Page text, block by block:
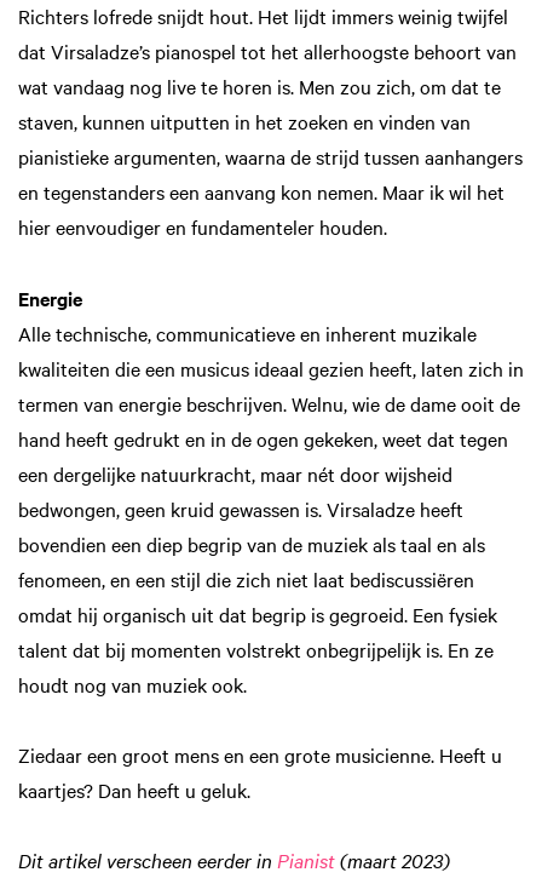
Richters lofrede snijdt hout. Het lijdt immers weinig twijfel
dat Virsaladze’s pianospel tot het allerhoogste behoort van
wat vandaag nog live te horen is. Men zou zich, om dat te
staven, kunnen uitputten in het zoeken en vinden van
pianistieke argumenten, waarna de strijd tussen aanhangers
en tegenstanders een aanvang kon nemen. Maar ik wil het
hier eenvoudiger en fundamenteler houden.
Energie
Alle technische, communicatieve en inherent muzikale
kwaliteiten die een musicus ideaal gezien heeft, laten zich in
termen van energie beschrijven. Welnu, wie de dame ooit de
hand heeft gedrukt en in de ogen gekeken, weet dat tegen
een dergelijke natuurkracht, maar nét door wijsheid
bedwongen, geen kruid gewassen is. Virsaladze heeft
bovendien een diep begrip van de muziek als taal en als
fenomeen, en een stijl die zich niet laat bediscussiëren
omdat hij organisch uit dat begrip is gegroeid. Een fysiek
talent dat bij momenten volstrekt onbegrijpelijk is. En ze
houdt nog van muziek ook.
Ziedaar een groot mens en een grote musicienne. Heeft u
kaartjes? Dan heeft u geluk.
Dit artikel verscheen eerder in Pianist(maart 2023)